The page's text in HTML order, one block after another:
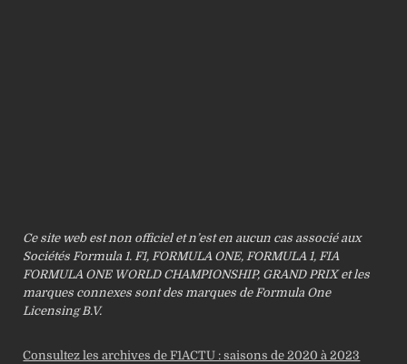
Ce site web est non officiel et n’est en aucun cas associé aux
Sociétés Formula 1. F1, FORMULA ONE, FORMULA 1, FIA
FORMULA ONE WORLD CHAMPIONSHIP, GRAND PRIX et les
marques connexes sont des marques de Formula One
Licensing B.V.
Consultez les archives de F1ACTU : saisons de 2020 à 2023